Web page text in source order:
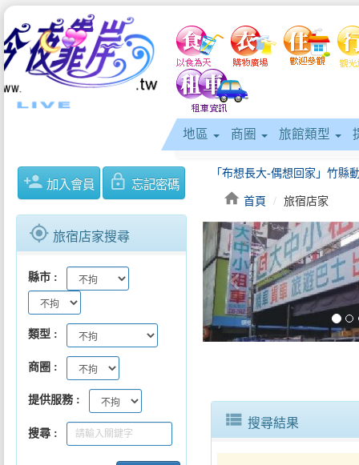
地區 商圈 旅館類型
person_add 加入會員 lock_outline 忘記密碼
gps_fixed 旅宿店家搜尋
縣市
類型
商圈
提供服務
搜尋
home 首頁 旅宿店家
keyboard_arrow_left
view_list 搜尋結果